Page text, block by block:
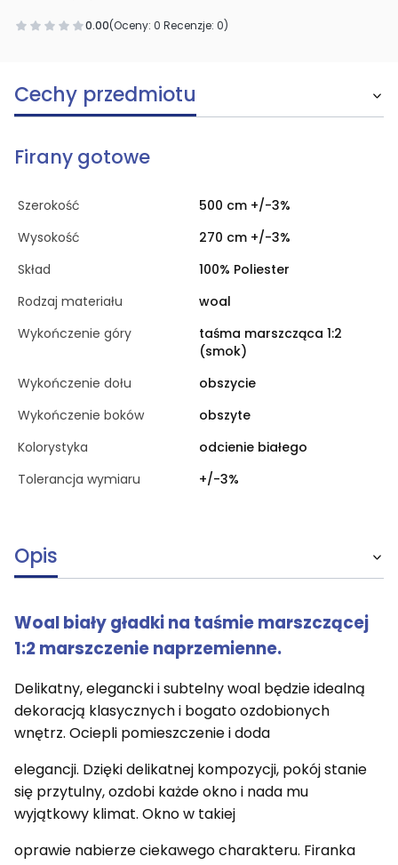
0.00(Oceny: 0 Recenzje: 0)
Cechy przedmiotu
Firany gotowe
Szerokość
500 cm +/-3%
Wysokość
270 cm +/-3%
Skład
100% Poliester
Rodzaj materiału
woal
Wykończenie góry
taśma marszcząca 1:2
(smok)
Wykończenie dołu
obszycie
Wykończenie boków
obszyte
Kolorystyka
odcienie białego
Tolerancja wymiaru
+/-3%
Opis
Woal biały gładki na taśmie marszczącej
1:2 marszczenie naprzemienne.
Delikatny, elegancki i subtelny woal będzie idealną
dekoracją klasycznych i bogato ozdobionych
wnętrz. Ociepli pomieszczenie i doda
elegancji. Dzięki delikatnej kompozycji, pokój stanie
się przytulny, ozdobi każde okno i nada mu
wyjątkowy klimat. Okno w takiej
oprawie nabierze ciekawego charakteru. Firanka